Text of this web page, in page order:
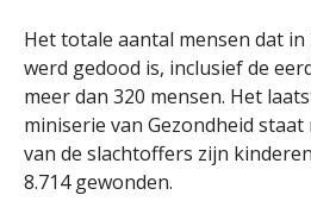
Het totale aantal mensen dat
werd gedood is, inclusief de
meer dan 320 mensen. Het
miniserie van Gezondheid staat
van de slachtoffers zijn
8.714 gewonden.